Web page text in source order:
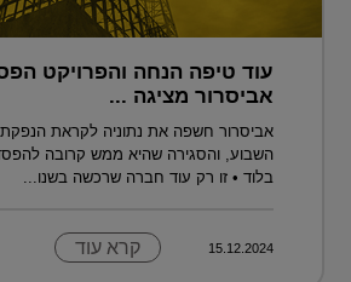
עוד טיפה הנחה והפרויקט
אביסרור מציגה ...
אביסרור חשפה את נתוניה לקראת
השבוע, והסגירה שהיא ממש קרובה
בלוד • זו רק עוד חברה שרכשה בשנו...
15.12.2024 קרא עוד